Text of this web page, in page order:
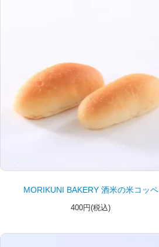
MORIKUNI BAKERY 酒米の米コッペ
400円(税込)